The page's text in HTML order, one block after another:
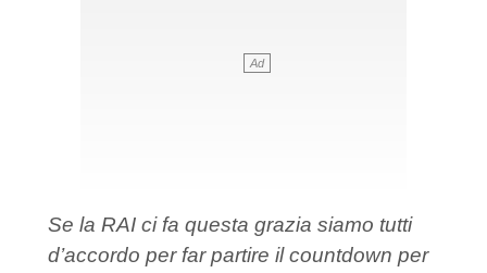
Se la RAI ci fa questa grazia siamo tutti
d’accordo per far partire il countdown per